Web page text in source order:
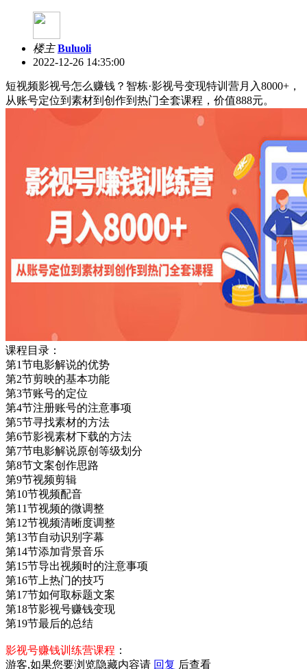
楼主 Buluoli
2022-12-26 14:35:00
短视频影视号怎么赚钱？智栋·影视号变现特训营月入8000+，
从账号定位到素材到创作到热门全套课程，价值888元。
课程目录：
第1节电影解说的优势
第2节剪映的基本功能
第3节账号的定位
第4节注册账号的注意事项
第5节寻找素材的方法
第6节影视素材下载的方法
第7节电影解说原创等级划分
第8节文案创作思路
第9节视频剪辑
第10节视频配音
第11节视频的微调整
第12节视频清晰度调整
第13节自动识别字幕
第14节添加背景音乐
第15节导出视频时的注意事项
第16节上热门的技巧
第17节如何取标题文案
第18节影视号赚钱变现
第19节最后的总结
影视号赚钱训练营课程 ：
游客,如果您要浏览隐藏内容请 回复 后查看